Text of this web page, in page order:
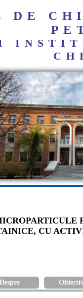
DE
CU
Despre